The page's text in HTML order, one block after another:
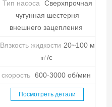
Тип насоса
Сверхпрочная
чугунная шестерня
внешнего зацепления
Вязкость жидкости 20~100 м
㎡/с
скорость 600-3000 об/мин
Посмотреть детали